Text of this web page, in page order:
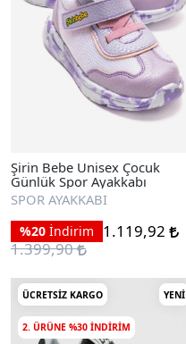
Şirin Bebe Unisex Çocuk
Günlük Spor Ayakkabı
SPOR AYAKKABI
%20 İndirim
1.119,92
1.399,90
ÜCRETSIZ KARGO YENI
2. ÜRÜNE %30 INDIRIM